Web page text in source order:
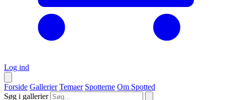
Log ind
Forside Gallerier Temaer Spotterne Om Spotted
Søg i gallerier